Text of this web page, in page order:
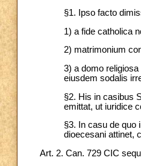
§1. Ipso facto
1) a fide catholica
2) matrimonium
3) a domo
eiusdem sodalis
§2. His in casibus
emittat, ut iuridice
§3. In casu de quo
dioecesani attinet,
Art. 2. Can. 729 CIC